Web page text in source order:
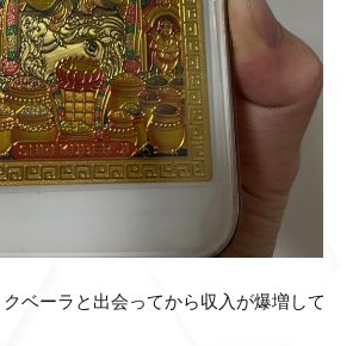
ベーラと出会ってから収入が爆増して